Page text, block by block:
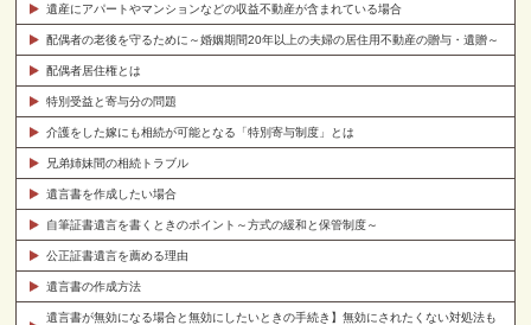
遺産にアパートやマンションなどの収益不動産が含まれている場合
配偶者の老後を守るために～婚姻期間20年以上の夫婦の居住用不動産の贈与・遺贈～
配偶者居住権とは
特別受益と寄与分の問題
介護をした嫁にも相続が可能となる「特別寄与制度」とは
兄弟姉妹間の相続トラブル
遺言書を作成したい場合
自筆証書遺言を書くときのポイント～方式の緩和と保管制度～
公正証書遺言を薦める理由
遺言書の作成方法
遺言書が無効になる場合と無効にしたいときの手続き】無効にされたくない対処法も